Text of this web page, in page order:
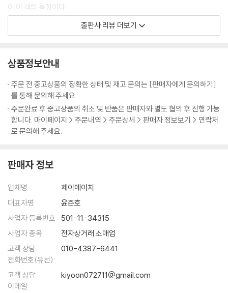
순결한 튀김
우와한 양갈비
동파면
4. Chef 홍석천
다 줄게라면
불닭 소시지
아이 러브 유부
렛잇컵
삼국회담
털업 샐러드
수픈데 오믈렛
행사의 완자님
채면차림
키스버거
5. Chef 미카엘
브로콜리 치킨
프로틴 스틱
이 이 책의 특징이다.
방송만 보고는 도무지 따라 만들 수 없었던 이들, 일일이 홈페이지에서 불
편하게 레시피를 확인해야 했던 이들, 기존 레시피가 너무 간략해 제대로
셰프 9인의 시크릿 쿠킹 팁 & 비하인드 스토리까지
‘냉부’의 대표 셰프 9인이 방송에서 다 전하지 못한 요리 비법과 방송 뒷이
야기 등을 이 책을 통해 몽땅 공개했다. 메뉴 각각, 조리 과정 하나하나를
리뷰하며 ‘이때 냉장고에는 없었지만 이 재료를 더 넣으면…’, ‘그때는 실수
했지만 제대로 만들었으면…’, ‘시간이 없어서 그렇게 했지만 집에서 다시
알려준다. 이러한 시크릿 쿠킹 팁과 비하인드 스토리 등은 오직 이 책의 독
은 물론이다.
요리 초보를 위한 정확한 조리 분량 수록
끝난 뒤 셰프들은 ‘제가 거기에 설탕을 넣었다고요?’라고 제작진에게 되물
을 정도로 15분이라는 짧은 시간에 오직 혀의 감각과 손재간만으로 본능
에 가까운 요리를 한다. 평소 사용하는 식재료가 아니라 그때그때 맛을 보
고 재료를 가감할 때가 많고 게스트의 입맛과 취향을 고려해 일반적인 레
시피와 다르게 요리하기도 한다. 때문에 셰프들은 물론이고 제작진, 시청
출판사 리뷰 더보기
상품정보안내
주문 전 중고상품의 정확한 상태 및 재고 문의는 [판매자에게 문의하기]
를 통해 문의해 주세요.
주문완료 후 중고상품의 취소 및 반품은 판매자와 별도 협의 후 진행 가능
합니다. 마이페이지 > 주문내역 > 주문상세 > 판매자 정보보기 > 연락처
로 문의해 주세요.
판매자 정보
업체명
제이에이치
대표자명
윤준호
사업자 등록번호
501-11-34315
사업자 종목
전자상거래 소매업
고객 상담
전화번호(유선)
010-4387-6441
고객 상담
이메일
kiyoon072711@gmail.com